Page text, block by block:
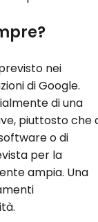
nei
di Google.
di una
piuttosto che
o di
per la
ampia. Una